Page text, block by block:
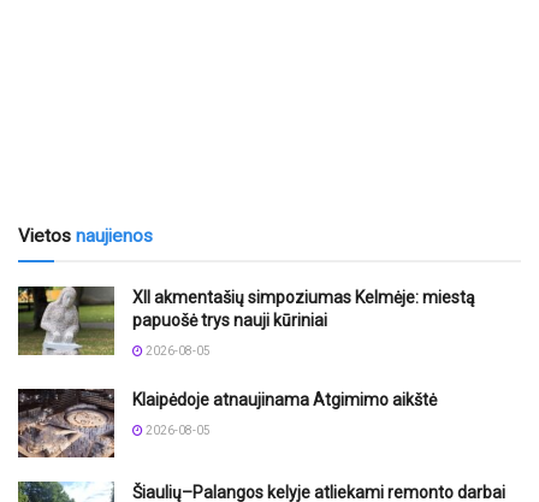
Vietos naujienos
XII akmentašių simpoziumas Kelmėje: miestą
papuošė trys nauji kūriniai
2026-08-05
Klaipėdoje atnaujinama Atgimimo aikštė
2026-08-05
Šiaulių–Palangos kelyje atliekami remonto darbai